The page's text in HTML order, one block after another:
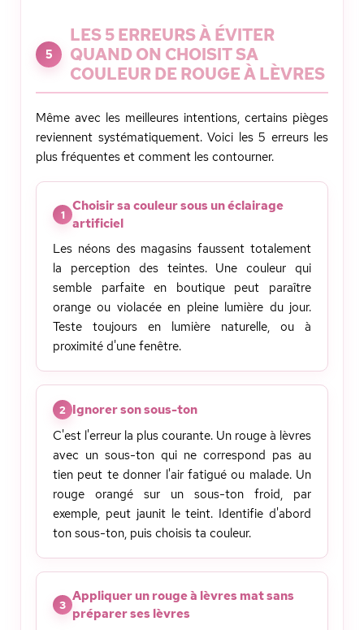
5
LES 5 ERREURS À ÉVITER
QUAND ON CHOISIT SA
COULEUR DE ROUGE À LÈVRES
Même avec les meilleures intentions, certains pièges
reviennent systématiquement. Voici les 5 erreurs les
plus fréquentes et comment les contourner.
1
Choisir sa couleur sous un éclairage
artificiel
Les néons des magasins faussent totalement
la perception des teintes. Une couleur qui
semble parfaite en boutique peut paraître
orange ou violacée en pleine lumière du jour.
Teste toujours en lumière naturelle, ou à
proximité d'une fenêtre.
2 Ignorer son sous-ton
C'est l'erreur la plus courante. Un rouge à lèvres
avec un sous-ton qui ne correspond pas au
tien peut te donner l'air fatigué ou malade. Un
rouge orangé sur un sous-ton froid, par
exemple, peut jaunit le teint. Identifie d'abord
ton sous-ton, puis choisis ta couleur.
3
Appliquer un rouge à lèvres mat sans
préparer ses lèvres